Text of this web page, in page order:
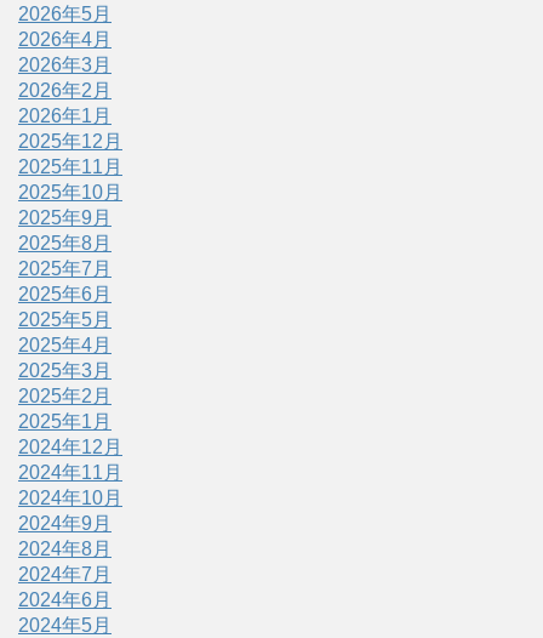
2026年5月
2026年4月
2026年3月
2026年2月
2026年1月
2025年12月
2025年11月
2025年10月
2025年9月
2025年8月
2025年7月
2025年6月
2025年5月
2025年4月
2025年3月
2025年2月
2025年1月
2024年12月
2024年11月
2024年10月
2024年9月
2024年8月
2024年7月
2024年6月
2024年5月